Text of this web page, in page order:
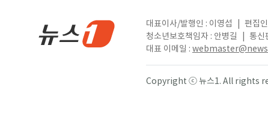
대표이사/발행인 : 이영섭 편집
청소년보호책임자 : 안병길
통신
대표 이메일 :
Copyright ⓒ 뉴스1. All rights